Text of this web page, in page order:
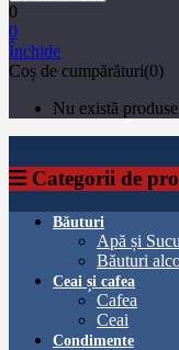
0
0
Închide
Coș de cumpărături(0)
Nu există
Categorii de
Băuturi
Apă și
Băuturi
Ceai și cafea
Cafea
Ceai
Condimente